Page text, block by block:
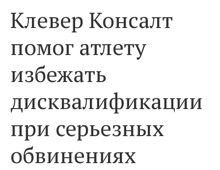
Клевер Консалт
помог атлету
избежать
дисквалификации
при серьезных
обвинениях